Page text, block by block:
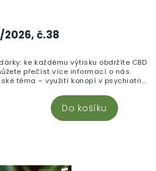
2026, č.38
Do košíku
ke každému výtisku obdržíte CBD
přečíst více informací o nás.
téma – využití konopí v psychiatrii
– a bere čtenáře na cestu dějinami
Vědecký blok odhaluje
proteinu ukrytého v konopném
s profesorem Vosátkou o